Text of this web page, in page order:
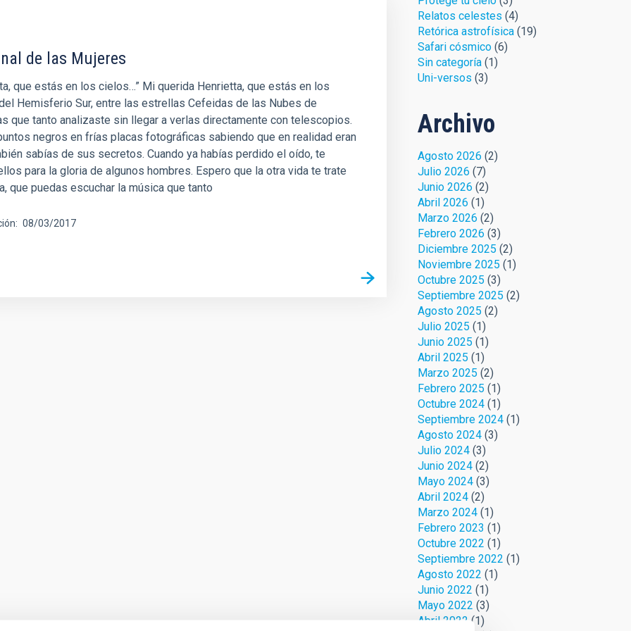
de las Mujeres
que estás en los cielos…” Mi querida Henrietta, que estás en los
Hemisferio Sur, entre las estrellas Cefeidas de las Nubes de
que tanto analizaste sin llegar a verlas directamente con telescopios.
negros en frías placas fotográficas sabiendo que en realidad eran
sabías de sus secretos. Cuando ya habías perdido el oído, te
para la gloria de algunos hombres. Espero que la otra vida te trate
que puedas escuchar la música que tanto
08/03/2017
Relatos celestes (4)
Retórica astrofísica(19)
Safari cósmico(6)
Sin categoría(1)
Uni-versos (3)
Archivo
Agosto 2026 (2)
Julio 2026 (7)
Junio 2026 (2)
Abril 2026 (1)
Marzo 2026 (2)
Febrero 2026 (3)
Diciembre 2025 (2)
Noviembre 2025 (1)
Octubre 2025 (3)
Septiembre 2025 (2)
Agosto 2025 (2)
Julio 2025 (1)
Junio 2025 (1)
Abril 2025 (1)
Marzo 2025 (2)
Febrero 2025 (1)
Octubre 2024(1)
Septiembre 2024(1)
Agosto 2024(3)
Julio 2024(3)
Junio 2024(2)
Mayo 2024(3)
Abril 2024(2)
Marzo 2024(1)
Febrero 2023 (1)
Octubre 2022 (1)
Septiembre 2022 (1)
Agosto 2022 (1)
Junio 2022 (1)
Mayo 2022 (3)
Abril 2022 (1)